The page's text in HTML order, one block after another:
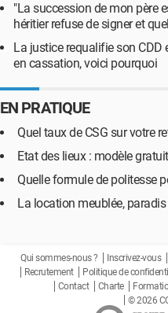
"La succession de mon père
héritier refuse de signer et
La justice requalifie son CDD
en cassation, voici pourquoi
EN PRATIQUE
Quel taux de CSG sur votre
Etat des lieux : modèle gratuit
Quelle formule de politesse
La location meublée,
Qui sommes-nous ? Inscrivez-vous
Recrutement
Politique de
Contact
Charte
© 2026